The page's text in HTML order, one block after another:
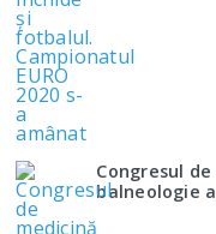
Congresul
balneologie